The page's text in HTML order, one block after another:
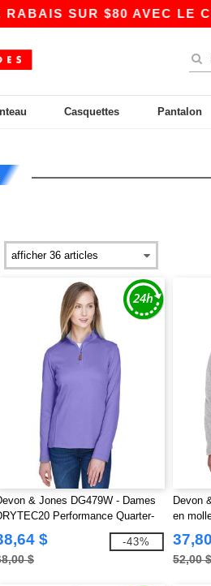
SUR $80 AVEC LE
Casquettes Pantalon
& Jones DG479W - Dames
Performance Quarter-
$
$
-43%
Devon
en
52,00